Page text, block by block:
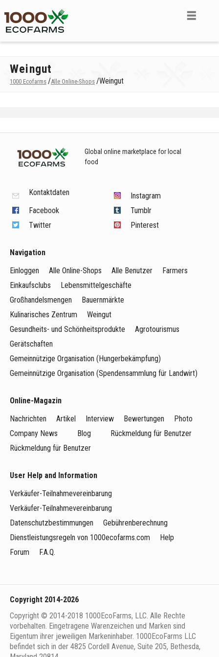
Weingut
1000 Ecofarms /Alle Online-Shops /Weingut
Global online marketplace for local
food
Kontaktdaten
Facebook
Twitter
Instagram
Tumblr
Pinterest
Navigation
Einloggen
Alle Online-Shops Alle Benutzer
Farmers
Einkaufsclubs
Lebensmittelgeschäfte
Großhandelsmengen
Bauernmärkte
Kulinarisches Zentrum
Weingut
Gesundheits- und Schönheitsprodukte
Agrotourismus
Gerätschaften
Gemeinnützige Organisation (Hungerbekämpfung)
Gemeinnützige Organisation (Spendensammlung für Landwirt)
Online-Magazin
Nachrichten
Artikel Interview Bewertungen
Photo
Company News
Blog
Rückmeldung für Benutzer
Rückmeldung für Benutzer
User Help and Information
Verkäufer-Teilnahmevereinbarung
Verkäufer-Teilnahmevereinbarung
Datenschutzbestimmungen
Gebührenberechnung
Dienstleistungsregeln von 1000ecofarms.com
Help
Forum
F.A.Q.
Copyright 2014-2026
Copyright © 2014-2018 1000EcoFarms, LLC. Alle Rechte
vorbehalten. Eingetragene Warenzeichen und Marken sind
Eigentum ihrer jeweiligen Markeninhaber. 1000EcoFarms LLC
befindet sich in der 4825 Cordell Avenue, Suite 205, Bethesda,